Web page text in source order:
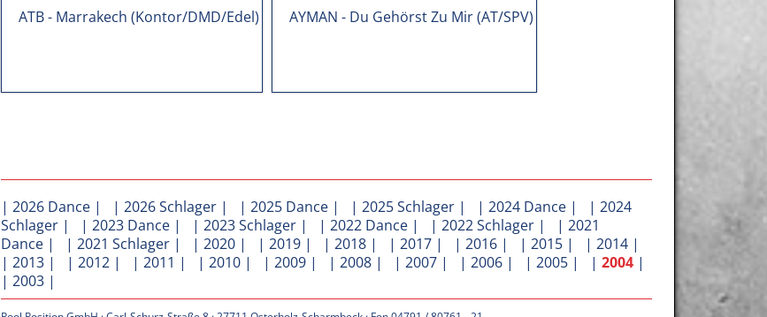
| 2026 Dance | | 2026 Schlager | | 2025 Dance | | 2025 Schlager | | 2024 Dance | | 2024
Schlager | | 2023 Dance | | 2023 Schlager | | 2022 Dance | | 2022 Schlager | | 2021
Dance | | 2021 Schlager | | 2020 | | 2019 | | 2018 | | 2017 | | 2016 | | 2015 | | 2014 |
| 2013 | | 2012 | | 2011 | | 2010 | | 2009 | | 2008 | | 2007 | | 2006 | | 2005 | | 2004 |
| 2003 |